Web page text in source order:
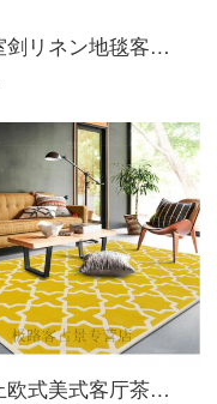
茶室剑リネン地毯客厅草编手工编织入户进门门口家用室内卫生间编织草编猫抓小地毯 DD-002 米黄色 20cmX40cm
周止欧式美式客厅茶几卧室床边纯手工羊ウール混纺满铺定制家用小地毯 黄色 1.4乘2米